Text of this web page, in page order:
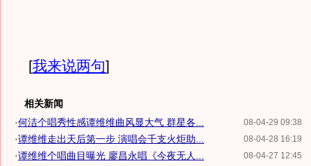
[我来说两句]
相关新闻
08-04-29 09:38
·何洁个唱秀性感谭维维曲风显大气 群星各...
08-04-28 16:19
·谭维维走出天后第一步 演唱会千支火炬助...
08-04-27 12:45
·谭维维个唱曲目曝光 廖昌永唱《今夜无人...